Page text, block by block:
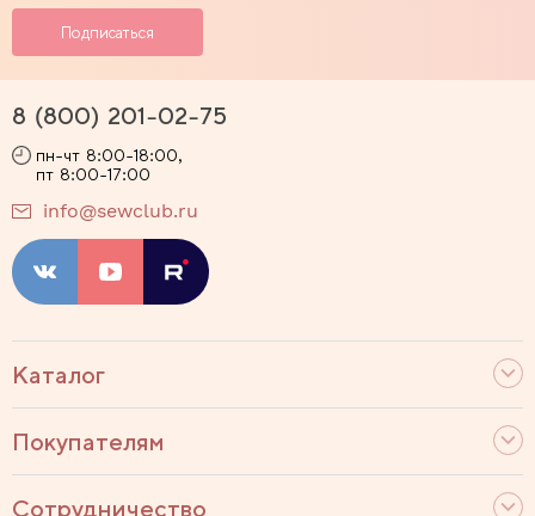
Каталог
Покупателям
Сотрудничество
8 (800) 201-02-75
пн-чт 8:00-18:00,
пт 8:00-17:00
info@sewclub.ru